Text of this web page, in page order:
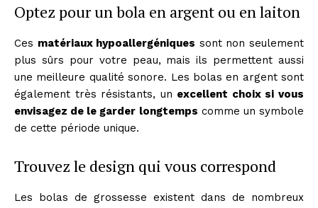
Optez pour un bola en argent ou en laiton
Ces matériaux hypoallergéniques sont non seulement
plus sûrs pour votre peau, mais ils permettent aussi
une meilleure qualité sonore. Les bolas en argent sont
également très résistants, un excellent choix si vous
envisagez de le garder longtemps comme un symbole
de cette période unique.
Trouvez le design qui vous correspond
Les bolas de grossesse existent dans de nombreux